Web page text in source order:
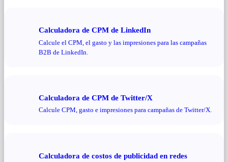
Calculadora de CPM de LinkedIn
Calcule el CPM, el gasto y las impresiones para las campañas
B2B de LinkedIn.
Calculadora de CPM de Twitter/X
Calcule CPM, gasto e impresiones para campañas de Twitter/X.
Calculadora de costos de publicidad en redes